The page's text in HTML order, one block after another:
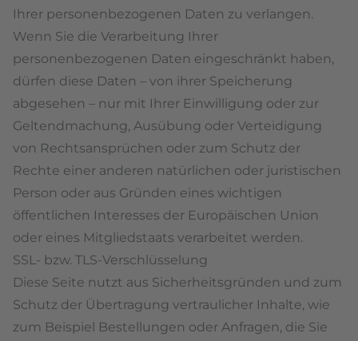
Ihrer personenbezogenen Daten zu verlangen.
Wenn Sie die Verarbeitung Ihrer
personenbezogenen Daten eingeschränkt haben,
dürfen diese Daten – von ihrer Speicherung
abgesehen – nur mit Ihrer Einwilligung oder zur
Geltendmachung, Ausübung oder Verteidigung
von Rechtsansprüchen oder zum Schutz der
Rechte einer anderen natürlichen oder juristischen
Person oder aus Gründen eines wichtigen
öffentlichen Interesses der Europäischen Union
oder eines Mitgliedstaats verarbeitet werden.
SSL- bzw. TLS-Verschlüsselung
Diese Seite nutzt aus Sicherheitsgründen und zum
Schutz der Übertragung vertraulicher Inhalte, wie
zum Beispiel Bestellungen oder Anfragen, die Sie